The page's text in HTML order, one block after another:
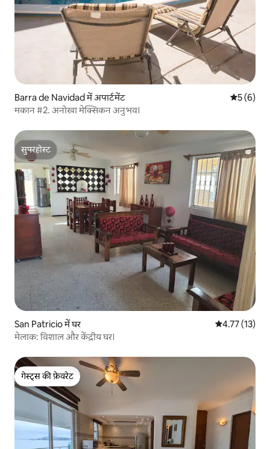
Barra de Navidad में अपार्टमेंट औसत रेटिंग
5 (6)
मकान #2. अनोखा मेक्सिकन अनुभव।
सुपरहोस्ट
सुपरहोस्ट
San Patricio में घर औसत रेटिंग 5 में
4.77 (13)
मेलाक: विशाल और केंद्रीय घर।
गेस्ट्स की फ़ेवरेट
गेस्ट्स की फ़ेवरेट